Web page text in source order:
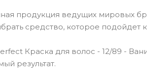
продукция ведущих мировых
средство, которое подойдет
Краска для волос - 12/89 -
результат.